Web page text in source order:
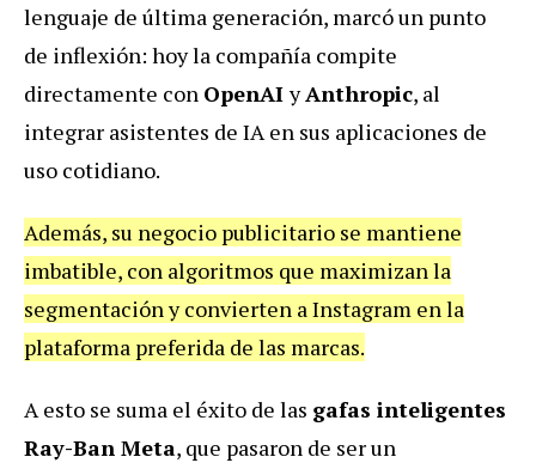
lenguaje de última generación, marcó un punto
de inflexión: hoy la compañía compite
directamente con OpenAIyAnthropic, al
integrar asistentes de IA en sus aplicaciones de
uso cotidiano.
Además, su negocio publicitario se mantiene
imbatible, con algoritmos que maximizan la
segmentación y convierten a Instagram en la
plataforma preferida de las marcas.
A esto se suma el éxito de las gafas inteligentes
Ray-Ban Meta, que pasaron de ser un